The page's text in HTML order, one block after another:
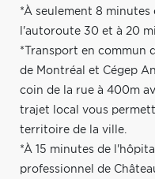
*À seulement 8 minutes
l'autoroute 30 et à 20
*Transport en commun
de Montréal et Cégep
coin de la rue à 400m
trajet local vous
territoire de la ville.
*À 15 minutes de
professionnel de